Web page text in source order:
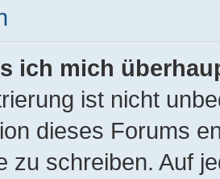
ich mich
ist nicht
dieses Forums
zu schreiben. Auf